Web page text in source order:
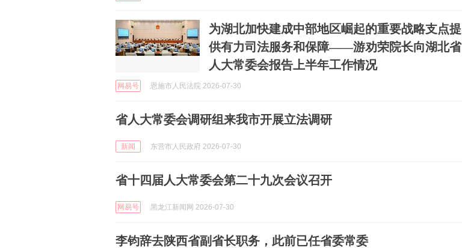
为湖北加快建成中部地区崛起的重要战略支点提
供有力司法服务和保障——游劝荣院长向湖北省
人大常委会报告上半年工作情况
网易号 恩施市人民法院 2026-07-30
省人大常委会调研组来我市开展立法调研
新闻 东营市人民政府 2026-07-30
省十四届人大常委会第二十九次会议召开
网易号 黑龙江新闻网 2026-07-30
李钧辞去陕西省副省长职务，此前已任省委常委